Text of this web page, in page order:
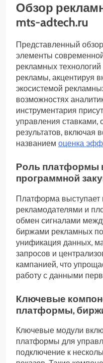
Обзор
mts-adtech.ru
Представленный
элементы
рекламных
рекламы, акцентируя
экосистемой
возможностях
инструментария
управления ставками,
результатов, включая
названием оценка
Роль платформы
программной
Платформа
рекламодателями и
обмен сигналами
биржами рекламных
унификация данных,
запросов и
кампанией, что
работу с данными
Ключевые
платформы,
Ключевые модули
платформы для
подключение к